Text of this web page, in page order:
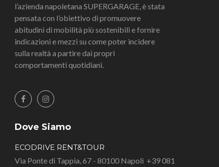
l’azienda napoletana SUPERGARAGE, è stata
pensata con l’obiettivo di promuovere
abitudini di mobilità più sostenibili e fornire
indicazioni e mezzi su come poter incidere
sulla realtà a partire dai propri
comportamenti quotidiani.
Dove Siamo
ECODRIVE RENT&TOUR
Via Ponte di Tappia, 67 - 80100 Napoli +39 081